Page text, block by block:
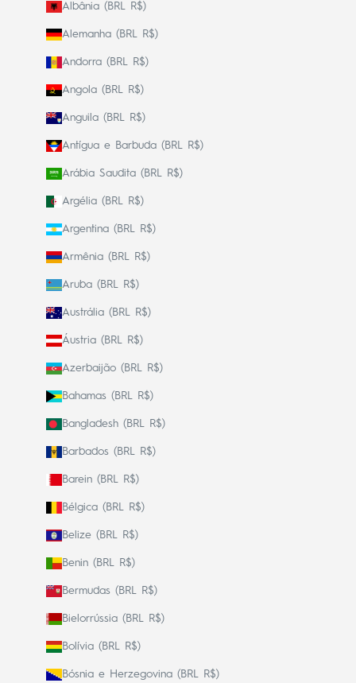
Albânia (BRL R$)
Alemanha (BRL R$)
Andorra (BRL R$)
Angola (BRL R$)
Anguila (BRL R$)
Antígua e Barbuda (BRL R$)
Arábia Saudita (BRL R$)
Argélia (BRL R$)
Argentina (BRL R$)
Armênia (BRL R$)
Aruba (BRL R$)
Austrália (BRL R$)
Áustria (BRL R$)
Azerbaijão (BRL R$)
Bahamas (BRL R$)
Bangladesh (BRL R$)
Barbados (BRL R$)
Barein (BRL R$)
Bélgica (BRL R$)
Belize (BRL R$)
Benin (BRL R$)
Bermudas (BRL R$)
Bielorrússia (BRL R$)
Bolívia (BRL R$)
Bósnia e Herzegovina (BRL R$)